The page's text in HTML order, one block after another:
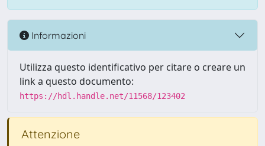
Informazioni
Utilizza questo identificativo per citare o creare un
link a questo documento:
https://hdl.handle.net/11568/123402
Attenzione